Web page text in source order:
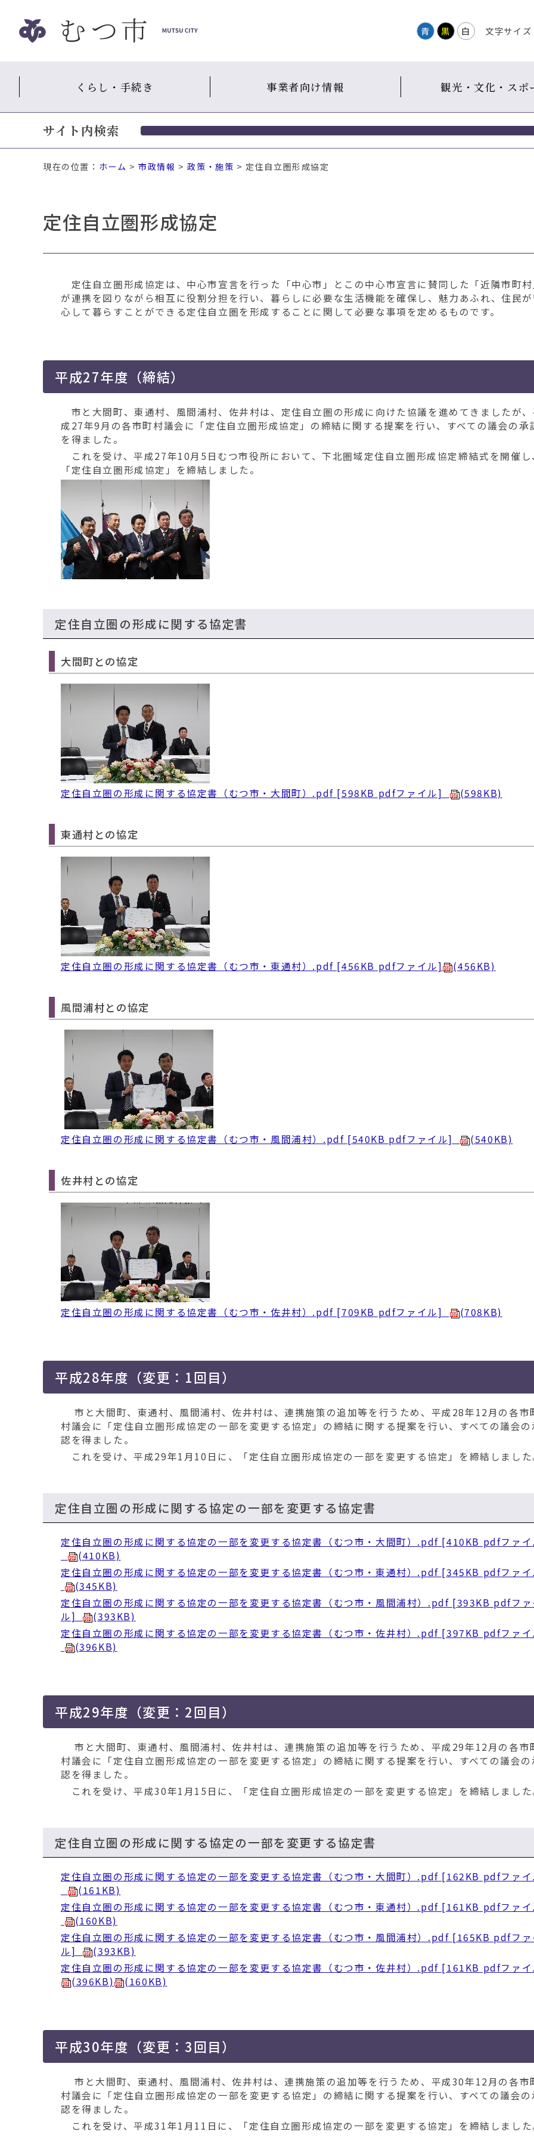
ッ
青 黒 白 文字サイズ
くらし・手続き 事業者向け情報 観光・文化・スポ
サイト内検索
現在の位置： ホーム >市政情報 >政策・施策 > 定住自立圏形成協定
定住自立圏形成協定
定住自立圏形成協定は、中心市宣言を行った「中心市」とこの中心市宣言に賛同した「近隣市町村
が連携を図りながら相互に役割分担を行い、暮らしに必要な生活機能を確保し、魅力あふれ、住民が
心して暮らすことができる定住自立圏を形成することに関して必要な事項を定めるものです。
平成27年度（締結）
市と大間町、東通村、風間浦村、佐井村は、定住自立圏の形成に向けた協議を進めてきましたが、
成27年9月の各市町村議会に「定住自立圏形成協定」の締結に関する提案を行い、すべての議会の承
を得ました。
これを受け、平成27年10月5日むつ市役所において、下北圏域定住自立圏形成協定締結式を開催し
「定住自立圏形成協定」を締結しました。
定住自立圏の形成に関する協定書
大間町との協定
定住自立圏の形成に関する協定書（むつ市・大間町）.pdf [598KB pdfファイル] (598KB)
東通村との協定
定住自立圏の形成に関する協定書（むつ市・東通村）.pdf [456KB pdfファイル] (456KB)
風間浦村との協定
定住自立圏の形成に関する協定書（むつ市・風間浦村）.pdf [540KB pdfファイル] (540KB)
佐井村との協定
定住自立圏の形成に関する協定書（むつ市・佐井村）.pdf [709KB pdfファイル] (708KB)
平成28年度（変更：1回目）
市と大間町、東通村、風間浦村、佐井村は、連携施策の追加等を行うため、平成28年12月の各市
村議会に「定住自立圏形成協定の一部を変更する協定」の締結に関する提案を行い、すべての議会の
認を得ました。
これを受け、平成29年1月10日に、「定住自立圏形成協定の一部を変更する協定」を締結しました
定住自立圏の形成に関する協定の一部を変更する協定書
定住自立圏の形成に関する協定の一部を変更する協定書（むつ市・大間町）.pdf [410KB pdfファ
(410KB)
定住自立圏の形成に関する協定の一部を変更する協定書（むつ市・東通村）.pdf [345KB pdfファ
(345KB)
定住自立圏の形成に関する協定の一部を変更する協定書（むつ市・風間浦村）.pdf [393KB pdfファ
ル]
(393KB)
定住自立圏の形成に関する協定の一部を変更する協定書（むつ市・佐井村）.pdf [397KB pdfファ
(396KB)
平成29年度（変更：2回目）
市と大間町、東通村、風間浦村、佐井村は、連携施策の追加等を行うため、平成29年12月の各市
村議会に「定住自立圏形成協定の一部を変更する協定」の締結に関する提案を行い、すべての議会の
認を得ました。
これを受け、平成30年1月15日に、「定住自立圏形成協定の一部を変更する協定」を締結しました
定住自立圏の形成に関する協定の一部を変更する協定書
定住自立圏の形成に関する協定の一部を変更する協定書（むつ市・大間町）.pdf [162KB pdfファ
(161KB)
定住自立圏の形成に関する協定の一部を変更する協定書（むつ市・東通村）.pdf [161KB pdfファ
(160KB)
定住自立圏の形成に関する協定の一部を変更する協定書（むつ市・風間浦村）.pdf [165KB pdfファ
ル]
(393KB)
定住自立圏の形成に関する協定の一部を変更する協定書（むつ市・佐井村）.pdf [161KB pdfファ
(396KB)
(160KB)
平成30年度（変更：3回目）
市と大間町、東通村、風間浦村、佐井村は、連携施策の追加等を行うため、平成30年12月の各市
村議会に「定住自立圏形成協定の一部を変更する協定」の締結に関する提案を行い、すべての議会の
認を得ました。
これを受け、平成31年1月11日に、「定住自立圏形成協定の一部を変更する協定」を締結しました